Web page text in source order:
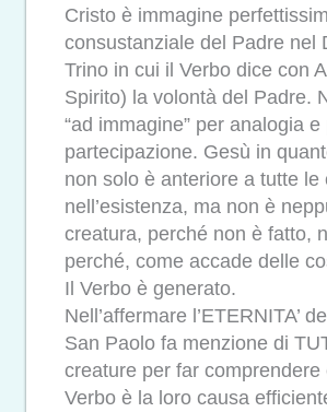
Cristo è immagine
consustanziale del Padre nel
Trino in cui il Verbo dice con
Spirito) la volontà del Padre.
“ad immagine” per analogia e
partecipazione. Gesù in
non solo è anteriore a tutte le
nell’esistenza, ma non è
creatura, perché non è fatto,
perché, come accade delle
Il Verbo è generato.
Nell’affermare l’ETERNITA’
San Paolo fa menzione di
creature per far comprendere
Verbo è la loro causa